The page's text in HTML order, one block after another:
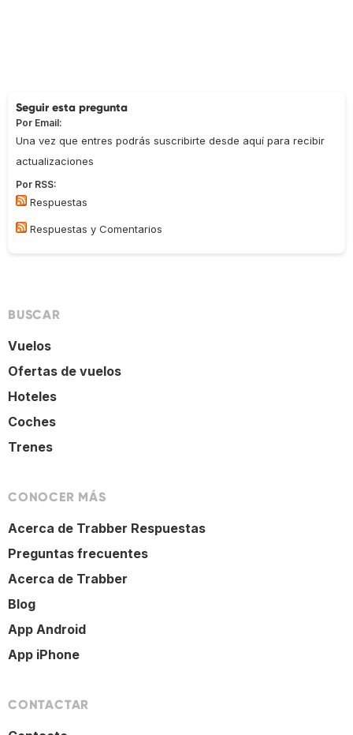
Seguir esta pregunta
Por Email:
Una vez que entres podrás suscribirte desde aquí para recibir
actualizaciones
Por RSS:
Respuestas
Respuestas y Comentarios
BUSCAR
Vuelos
Ofertas de vuelos
Hoteles
Coches
Trenes
CONOCER MÁS
Acerca de Trabber Respuestas
Preguntas frecuentes
Acerca de Trabber
Blog
App Android
App iPhone
CONTACTAR